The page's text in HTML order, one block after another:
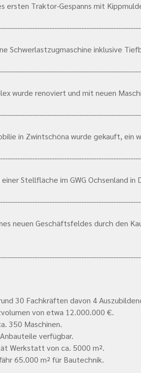
ersten Traktor-Gespanns mit
Schwerlastzugmaschine inklusive
wurde renoviert und mit neuen
in Zwintschöna wurde gekauft,
einer Stellfläche im GWG Ochsenland in
neuen Geschäftsfeldes durch den
30 Fachkräften davon 4
von etwa 12.000.000 €.
350 Maschinen.
verfügbar.
Werkstatt von ca. 5000 m².
65.000 m² für Bautechnik.